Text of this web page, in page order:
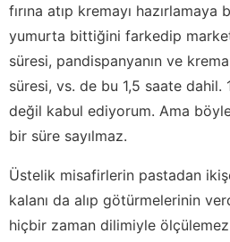
fırına atıp kremayı hazırlamaya
yumurta bittiğini farkedip
süresi, pandispanyanın ve
süresi, vs. de bu 1,5 saate dahil.
değil kabul ediyorum. Ama
bir süre sayılmaz.
Üstelik misafirlerin pastadan
kalanı da alıp götürmelerinin
hiçbir zaman dilimiyle